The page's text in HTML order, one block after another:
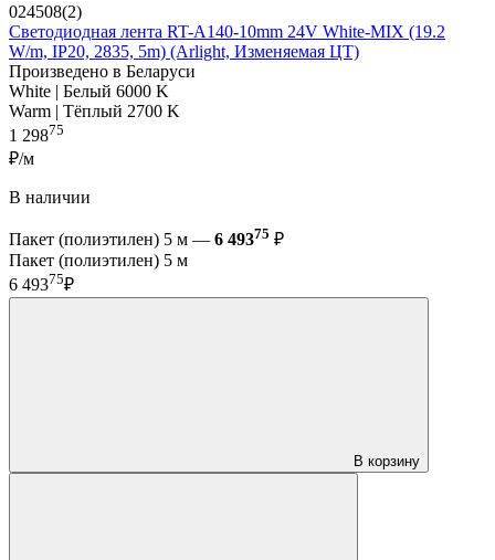
024508(2)
Светодиодная лента RT-A140-10mm 24V White-MIX (19.2
W/m, IP20, 2835, 5m) (Arlight, Изменяемая ЦТ)
Произведено в Беларуси
White | Белый 6000 K
Warm | Тёплый 2700 K
1 29875
₽/м
В наличии
Пакет (полиэтилен) 5 м — 6 49375 ₽
Пакет (полиэтилен) 5 м
6 49375₽
В корзину